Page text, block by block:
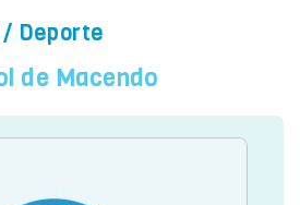
Deporte
de Macendo